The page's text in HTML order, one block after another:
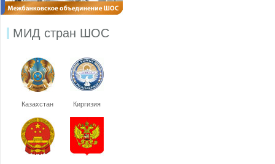
МИД стран ШОС
Казахстан Киргизия